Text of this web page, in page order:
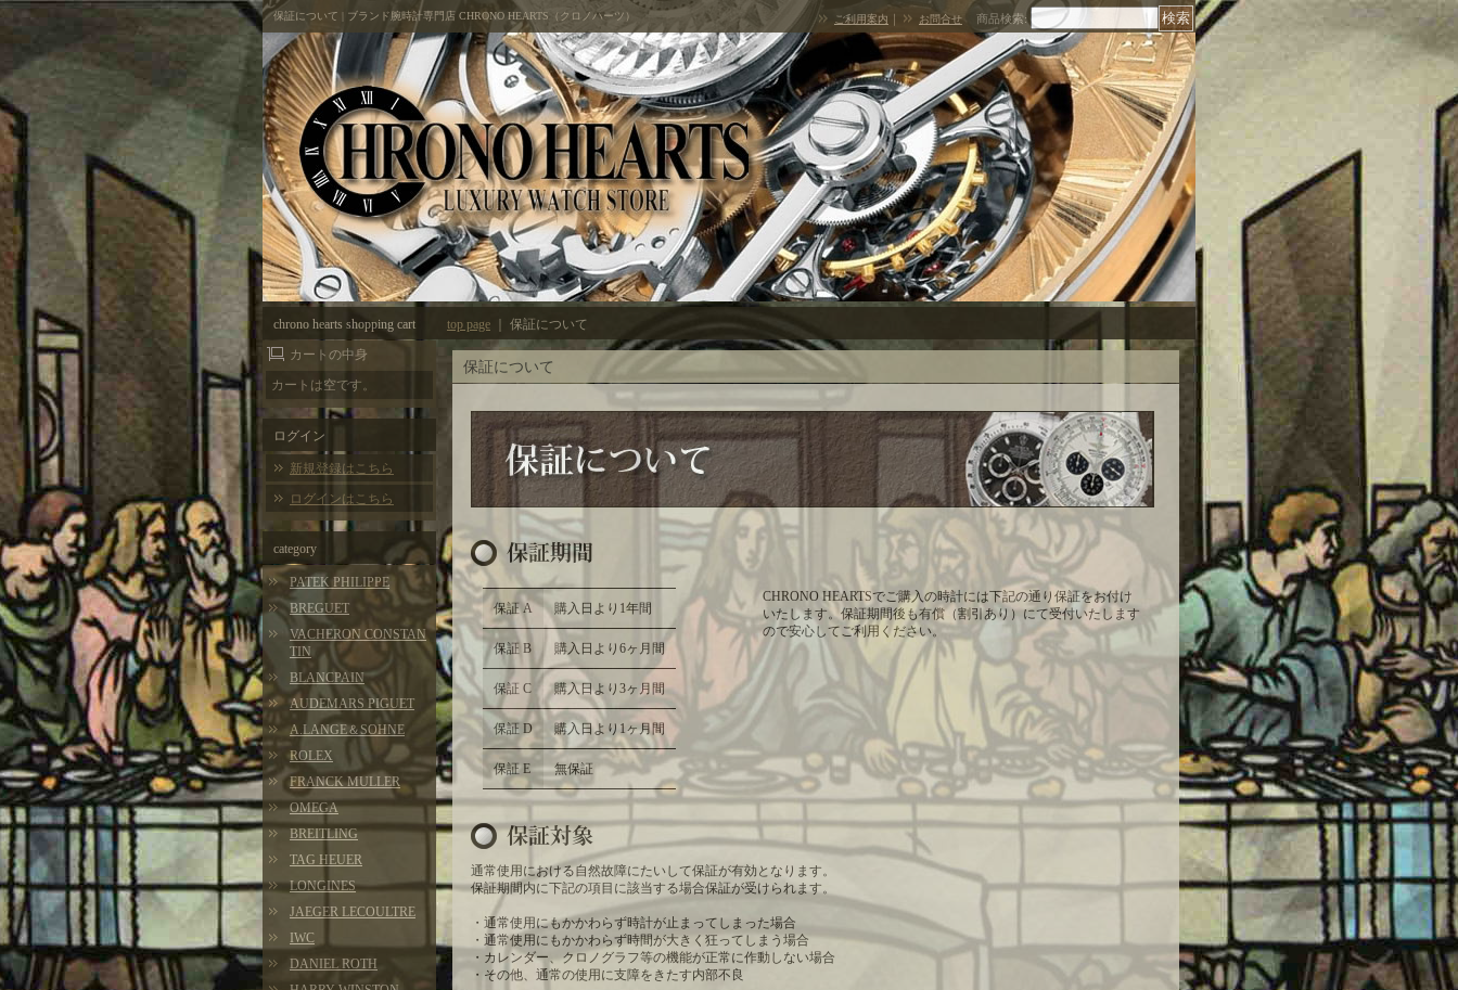
保証について | ブランド腕時計専門店 CHRONO HEARTS（クロノハーツ） ご利用案内 ｜ お問合せ 商品検索:
chrono hearts shopping cart
カートの中身
カートは空です。
ログイン
新規登録はこちら
ログインはこちら
category
PATEK PHILIPPE
BREGUET
VACHERON CONSTAN
TIN
BLANCPAIN
AUDEMARS PIGUET
A.LANGE＆SOHNE
ROLEX
FRANCK MULLER
OMEGA
BREITLING
TAG HEUER
LONGINES
JAEGER LECOULTRE
IWC
DANIEL ROTH
top page 保証について
保証について
保証 A 購入日より1年間
保証 B 購入日より6ヶ月間
保証 C 購入日より3ヶ月間
保証 D 購入日より1ヶ月間
保証 E 無保証
CHRONO HEARTSでご購入の時計には下記の通り保証をお付け
いたします。保証期間後も有償（割引あり）にて受付いたします
ので安心してご利用ください。
通常使用における自然故障にたいして保証が有効となります。
保証期間内に下記の項目に該当する場合保証が受けられます。
・通常使用にもかかわらず時計が止まってしまった場合
・通常使用にもかかわらず時間が大きく狂ってしまう場合
・カレンダー、クロノグラフ等の機能が正常に作動しない場合
・その他、通常の使用に支障をきたす内部不良